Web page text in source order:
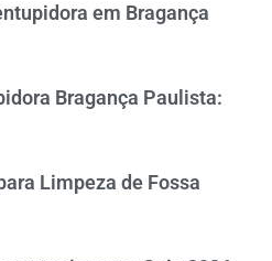
em Bragança
Bragança Paulista:
Limpeza de Fossa